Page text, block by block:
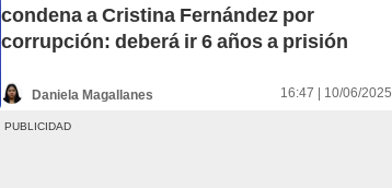
condena a Cristina Fernández por
corrupción: deberá ir 6 años a prisión
Daniela Magallanes 16:47 | 10/06/2025